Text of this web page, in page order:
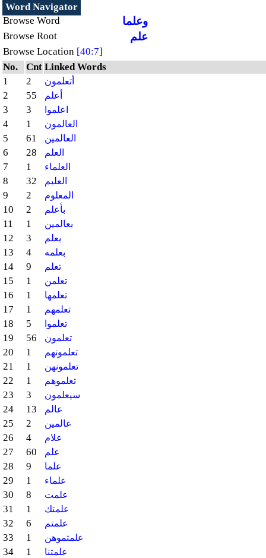
Word Navigator
Browse Word
وعلما
Browse Root علم
Browse Location [40:7]
No.
Cnt Linked Words
1
2 أتعلمون
2 55 أعلم
3 3 اعلموا
4 1 العالمون
5 61 العالمين
6 28 العلم
7 1 العلماء
8 32 العليم
9 2 المعلوم
10 2 بأعلم
11 1 بعالمين
12 3 بعلم
13 4 بعلمه
14 9 تعلم
15 1 تعلمن
16 1 تعلمها
17 1 تعلمهم
18 5 تعلموا
19 56 تعلمون
20 1 تعلمونهم
21 1 تعلمونهن
22 1 تعلموهم
23 3 سيعلمون
24 13 عالم
25 2 عالمين
26 4 علام
27 60 علم
28 9 علما
29 1 علماء
30 8 علمت
31 1 علمتك
32 6 علمتم
33 1 علمتموهن
34 1 علمتنا